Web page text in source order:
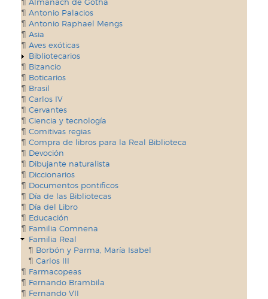
Almanach de Gotha
Antonio Palacios
Antonio Raphael Mengs
Asia
Aves exóticas
Bibliotecarios
Bizancio
Boticarios
Brasil
Carlos IV
Cervantes
Ciencia y tecnología
Comitivas regias
Compra de libros para la Real Biblioteca
Devoción
Dibujante naturalista
Diccionarios
Documentos pontificos
Día de las Bibliotecas
Día del Libro
Educación
Familia Comnena
Familia Real
Borbón y Parma, María Isabel
Carlos III
Farmacopeas
Fernando Brambila
Fernando VII